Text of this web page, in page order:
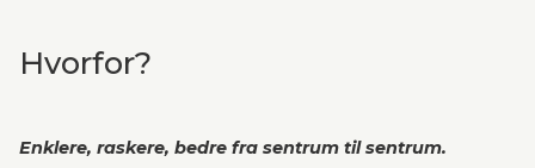
Hvorfor?
Enklere, raskere, bedre fra sentrum til sentrum.